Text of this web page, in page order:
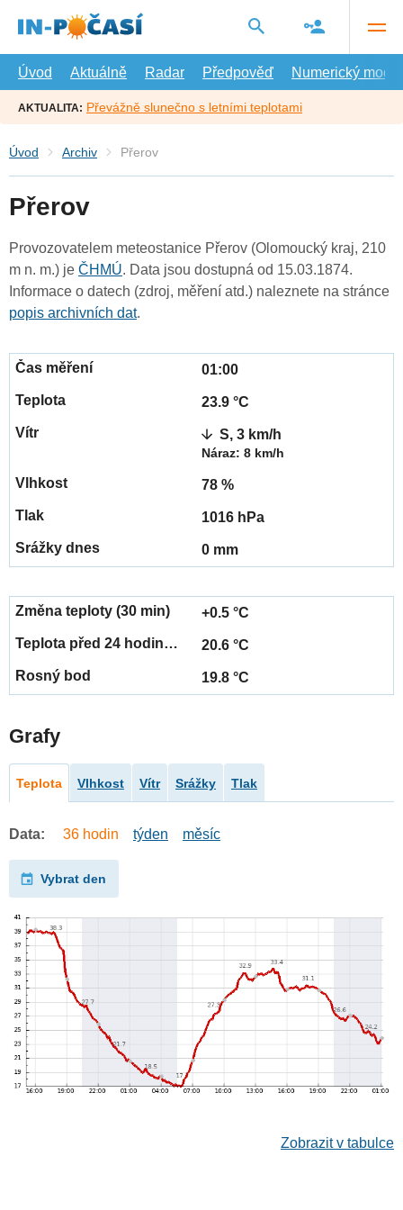
hlavní
Úvod
Aktuálně Radar Předpověď Numerický model
AKTUALITA: Převážně slunečno s letními teplotami
Úvod Archiv Přerov
Přerov
Provozovatelem meteostanice Přerov (Olomoucký kraj, 210
m n. m.) je ČHMÚ. Data jsou dostupná od 15.03.1874.
Informace o datech (zdroj, měření atd.) naleznete na stránce
popis archivních dat.
01:00
23.9 °C
S, 3 km/h
Náraz: 8 km/h
78 %
1016 hPa
0 mm
+0.5 °C
20.6 °C
19.8 °C
Grafy
Teplota Vlhkost Vítr Srážky Tlak
Data: 36 hodin týden měsíc
Vybrat den
Zobrazit v tabulce